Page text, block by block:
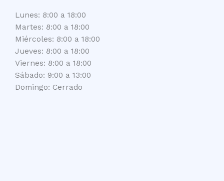
Lunes: 8:00 a 18:00
Martes: 8:00 a 18:00
Miércoles: 8:00 a 18:00
Jueves: 8:00 a 18:00
Viernes: 8:00 a 18:00
Sábado: 9:00 a 13:00
Domingo: Cerrado